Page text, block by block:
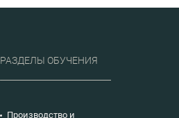
2024
РАЗДЕЛЫ ОБУЧЕНИЯ
Производство и